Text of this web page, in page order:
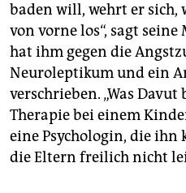
baden will, wehrt er sich,
von vorne los“, sagt
hat ihm gegen die
Neuroleptikum und ein
verschrieben. „Was
Therapie bei einem
eine Psychologin, die ihn
die Eltern freilich nicht